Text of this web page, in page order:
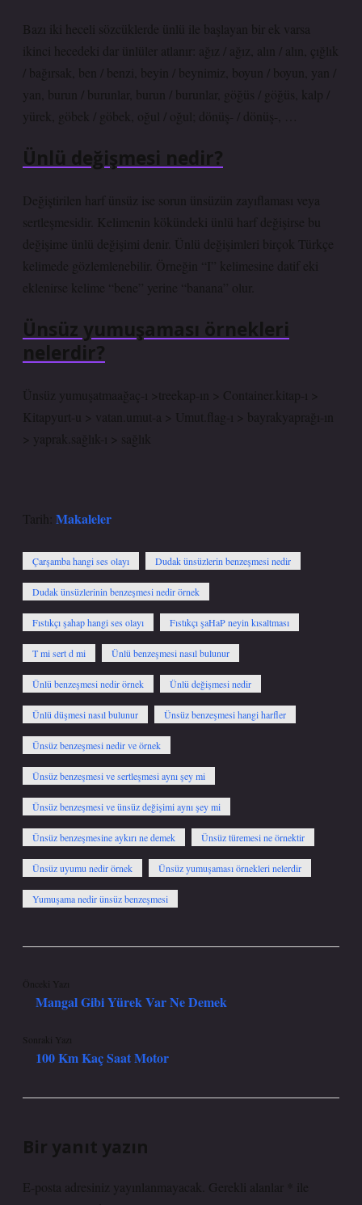
Bazı iki heceli sözcüklerde ünlü ile başlayan bir ek varsa
ikinci hecedeki dar ünlüler atlanır: ağız / ağız, alın / alın, çığlık
/ bağırsak, ben / benzi, beyin / beynimiz, boyun / boyun, yan /
yan, burun / burunlar, burun / burunlar, göğüs / göğüs, kalp /
yürek, göbek / göbek, oğul / oğul; dönüş- / dönüş-, …
Ünlü değişmesi nedir?
Değiştirilen harf ünsüz ise sorun ünsüzün zayıflaması veya
sertleşmesidir. Kelimenin kökündeki ünlü harf değişirse bu
değişime ünlü değişimi denir. Ünlü değişimleri birçok Türkçe
kelimede gözlemlenebilir. Örneğin “I” kelimesine datif eki
eklenirse kelime “bene” yerine “banana” olur.
Ünsüz yumuşaması örnekleri
nelerdir?
Ünsüz yumuşatmaağaç-ı >treekap-ın > Container.kitap-ı >
Kitapyurt-u > vatan.umut-a > Umut.flag-ı > bayrakyaprağı-ın
> yaprak.sağlık-ı > sağlık
Tarih: Makaleler
Çarşamba hangi ses olayı Dudak ünsüzlerin benzeşmesi nedir
Dudak ünsüzlerinin benzeşmesi nedir örnek
Fıstıkçı şahap hangi ses olayı Fıstıkçı şaHaP neyin kısaltması
T mi sert d mi Ünlü benzeşmesi nasıl bulunur
Ünlü benzeşmesi nedir örnek Ünlü değişmesi nedir
Ünlü düşmesi nasıl bulunur Ünsüz benzeşmesi hangi harfler
Ünsüz benzeşmesi nedir ve örnek
Ünsüz benzeşmesi ve sertleşmesi aynı şey mi
Ünsüz benzeşmesi ve ünsüz değişimi aynı şey mi
Ünsüz benzeşmesine aykırı ne demek Ünsüz türemesi ne örnektir
Ünsüz uyumu nedir örnek Ünsüz yumuşaması örnekleri nelerdir
Yumuşama nedir ünsüz benzeşmesi
Önceki Yazı
Mangal Gibi Yürek Var Ne Demek
Sonraki Yazı
100 Km Kaç Saat Motor
Bir yanıt yazın
E-posta adresiniz yayınlanmayacak. Gerekli alanlar
ile